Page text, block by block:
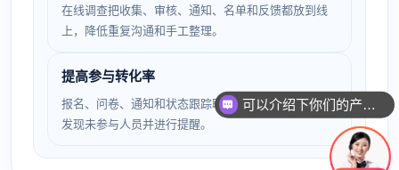
在线调查把收集、审核、通知、名单和反馈都放到线
上，降低重复沟通和手工整理。
提高参与转化率
报名、问卷、通知和状态跟踪联动后，管理员能及时
发现未参与人员并进行提醒。
你们是怎么收费的呢